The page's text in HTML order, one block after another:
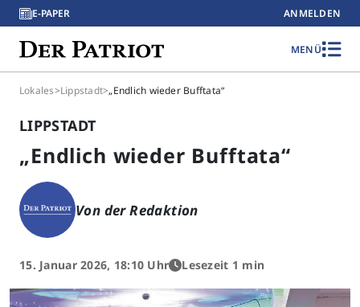
E-PAPER ANMELDEN
MENÜ
Lokales>Lippstadt>„Endlich wieder Bufftata“
LIPPSTADT
„Endlich wieder Bufftata“
Von der Redaktion
15. Januar 2026, 18:10 Uhr Lesezeit 1 min